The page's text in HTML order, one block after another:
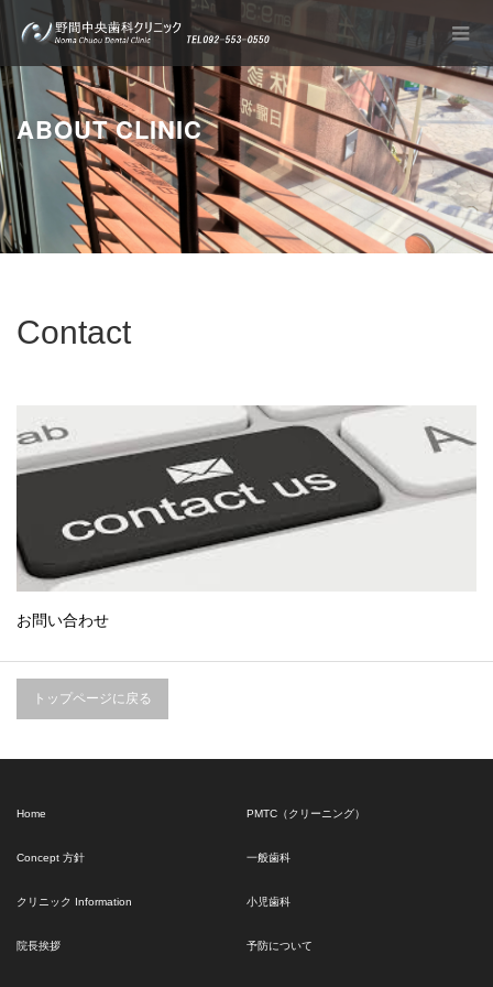
ABOUT CLINIC
Contact
お問い合わせ
トップページに戻る
Home
Concept 方針
クリニック Information
院長挨拶
PMTC（クリーニング）
一般歯科
小児歯科
予防について